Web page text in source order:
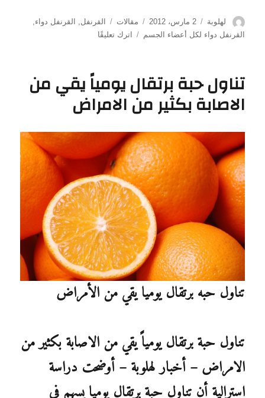
الكاتب
لهلوبة
نُشرت
في
2 مارس، 2012 التصنيفات
مقالات الوسوم
القرنفل, القرنفل دواء,
القرنفل دواء لكل أعضاء الجسم
اترك تعليقًا
لكل
أعضاء
الجسم
تناول حبة برتقال يومياً يقي من
الاصابة بكثير من الامراض
تناول حبه برتقال يوميا يقي من الأمراض
تناول حبة برتقال يومياً يقي من الاصابة بكثير من
الامراض – أخبار لهلوبة – أوضحت دراسة
استرالية أن تناول حبة برتقال يوميا يسهم في